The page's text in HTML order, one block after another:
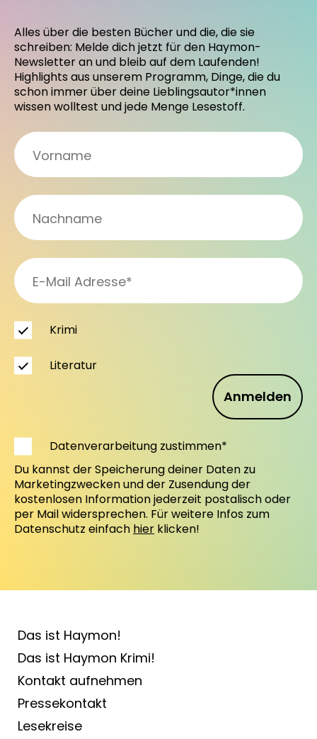
Alles über die besten Bücher und die, die sie
schreiben: Melde dich jetzt für den Haymon-
Newsletter an und bleib auf dem Laufenden!
Highlights aus unserem Programm, Dinge, die du
schon immer über deine Lieblingsautor*innen
wissen wolltest und jede Menge Lesestoff.
Anmelden
Krimi
Literatur
Datenverarbeitung zustimmen*
Du kannst der Speicherung deiner Daten zu
Marketingzwecken und der Zusendung der
kostenlosen Information jederzeit postalisch oder
per Mail widersprechen. Für weitere Infos zum
Datenschutz einfach hier klicken!
Das ist Haymon!
Das ist Haymon Krimi!
Kontakt aufnehmen
Pressekontakt
Lesekreise